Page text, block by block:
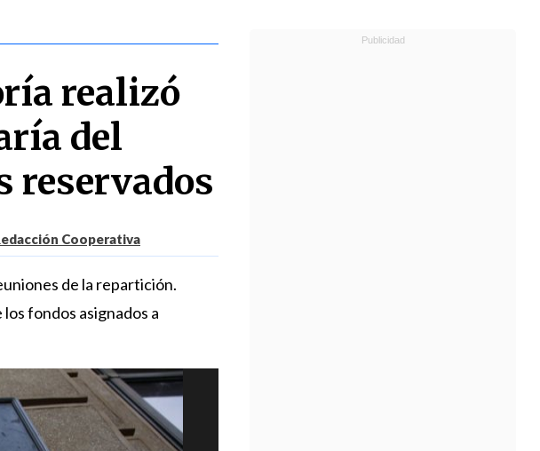
realizó
del
reservados
Cooperativa
de la repartición.
fondos asignados a